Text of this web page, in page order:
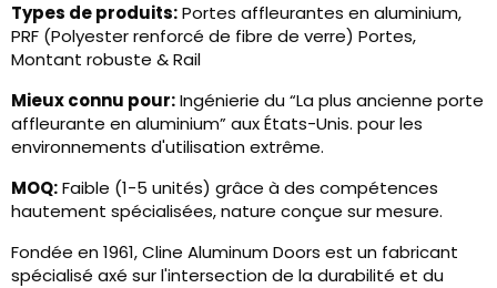
Types de produits:Portes affleurantes en aluminium,
PRF (Polyester renforcé de fibre de verre) Portes,
Montant robuste & Rail
Mieux connu pour:Ingénierie du “La plus ancienne porte
affleurante en aluminium” aux États-Unis. pour les
environnements d'utilisation extrême.
MOQ:Faible (1-5 unités) grâce à des compétences
hautement spécialisées, nature conçue sur mesure.
Fondée en 1961, Cline Aluminum Doors est un fabricant
spécialisé axé sur l'intersection de la durabilité et du